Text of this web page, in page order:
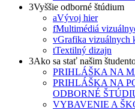
3Vyššie odborné štúdium
aVývoj hier
fMultimédiá
vGrafika vizuálnych
tTextilný dizajn
3Ako sa stať našim
PRIHLÁŠKA NA
PRIHLÁŠKA NA
ODBORNÉ
VYBAVENIE A